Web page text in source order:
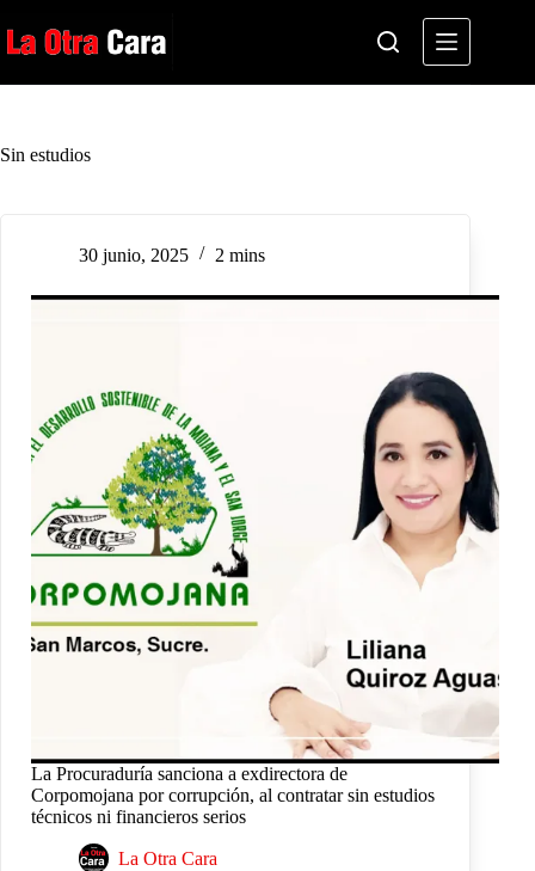
al
contenido
Sin estudios
30 junio, 2025 2 mins
La Procuraduría sanciona a exdirectora de
Corpomojana por corrupción, al contratar sin estudios
técnicos ni financieros serios
La Otra Cara